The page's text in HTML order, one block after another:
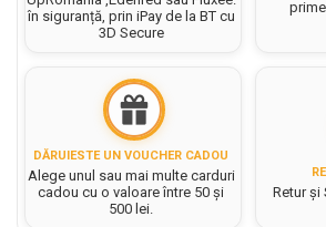
Rigle, echere si raportor
Sticle, caserole, pusculite,
suporturi copii
Etichete scolare
Stickere scolare
Abtibilduri, Stickere Christmas
Baloane de Craciun si An Nou
Banda autoadeziva/ Stickere
Bannere, Semne Craciun
Bile/ Conuri/ Globuri din Polistiren
Hartie tip pergament
Rezerve caiet mecanic
Sacose hartie si textil
Set hartie Colorata mix
Masini si Echipamente
Perforatoare Forme Decorative
Diverse accesorii bijuterii
Margele din Lemn
Margele din plastic/ sticla
în siguranță, prin iPay de la BT cu
3D Secure
DĂRUIESTE UN VOUCHER CADOU
Alege unul sau mai multe carduri
cadou cu o valoare între 50 și
500 lei.
Retur și